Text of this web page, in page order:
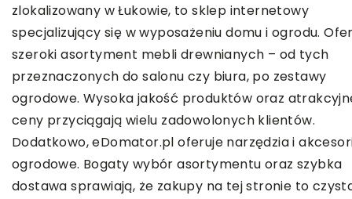
zlokalizowany w Łukowie, to sklep internetowy
specjalizujący się w wyposażeniu domu i ogrodu.
szeroki asortyment mebli drewnianych – od tych
przeznaczonych do salonu czy biura, po zestawy
ogrodowe. Wysoka jakość produktów oraz
ceny przyciągają wielu zadowolonych klientów.
Dodatkowo, eDomator.pl oferuje narzędzia i
ogrodowe. Bogaty wybór asortymentu oraz szybka
dostawa sprawiają, że zakupy na tej stronie to